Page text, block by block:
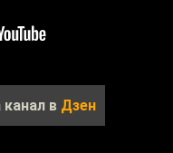
в Дзен